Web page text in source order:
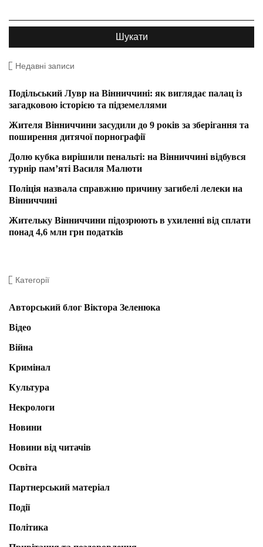
Недавні записи
Подільський Лувр на Вінниччині: як виглядає палац із
загадковою історією та підземеллями
Жителя Вінниччини засудили до 9 років за зберігання та
поширення дитячої порнографії
Долю кубка вирішили пенальті: на Вінниччині відбувся
турнір пам’яті Василя Малюти
Поліція назвала справжню причину загибелі лелеки на
Вінниччині
Жительку Вінниччини підозрюють в ухиленні від сплати
понад 4,6 млн грн податків
Категорії
Авторський блог Віктора Зеленюка
Відео
Війна
Кримінал
Культура
Некрологи
Новини
Новини від читачів
Освіта
Партнерський матеріал
Події
Політика